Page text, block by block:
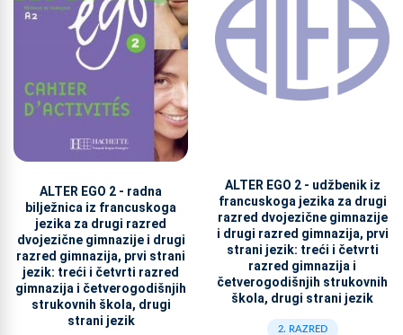
ALTER EGO 2 - radna
bilježnica iz francuskoga
jezika za drugi razred
dvojezične gimnazije i drugi
razred gimnazija, prvi strani
jezik: treći i četvrti razred
gimnazija i četverogodišnjih
strukovnih škola, drugi
strani jezik
ALTER EGO 2 - udžbenik iz
francuskoga jezika za drugi
razred dvojezične gimnazije
i drugi razred gimnazija, prvi
strani jezik: treći i četvrti
razred gimnazija i
četverogodišnjih strukovnih
škola, drugi strani jezik
2. RAZRED